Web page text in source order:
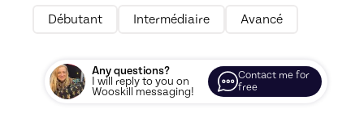
Débutant Intermédiaire Avancé
Any questions?
I will reply to you on
Wooskill messaging!
Contact me for
free